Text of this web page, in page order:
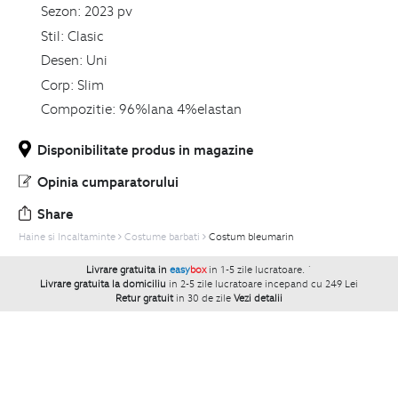
Sezon: 2023 pv
Stil: Clasic
Desen: Uni
Corp: Slim
Compozitie: 96%lana 4%elastan
Disponibilitate produs in magazine
Opinia cumparatorului
Share
Haine si Incaltaminte Costume barbati Costum bleumarin
Livrare gratuita in easybox in 1-5 zile lucratoare. `
Livrare gratuita la domiciliu in 2-5 zile lucratoare incepand cu 249 Lei
Retur gratuit in 30 de zile Vezi detalii